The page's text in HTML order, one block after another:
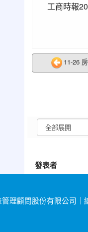
工商時報
11-26
發表者
理顧問股份有限公司｜